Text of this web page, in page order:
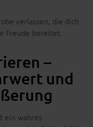
verlassen, die dich
Freude bereitet.
–
und
ein wahres